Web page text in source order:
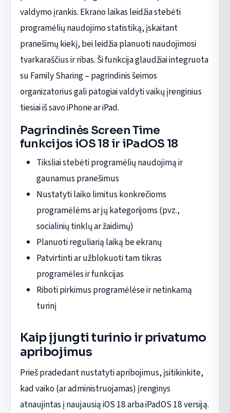
valdymo įrankis. Ekrano laikas leidžia stebėti
programėlių naudojimo statistiką, įskaitant
pranešimų kiekį, bei leidžia planuoti naudojimosi
tvarkaraščius ir ribas. Ši funkcija glaudžiai integruota
su Family Sharing – pagrindinis šeimos
organizatorius gali patogiai valdyti vaikų įrenginius
tiesiai iš savo iPhone ar iPad.
Pagrindinės Screen Time
funkcijos iOS 18 ir iPadOS 18
Tiksliai stebėti programėlių naudojimą ir
gaunamus pranešimus
Nustatyti laiko limitus konkrečioms
programėlėms ar jų kategorijoms (pvz.,
socialinių tinklų ar žaidimų)
Planuoti reguliarią laiką be ekranų
Patvirtinti ar užblokuoti tam tikras
programėles ir funkcijas
Riboti pirkimus programėlėse ir netinkamą
turinį
Kaip įjungti turinio ir privatumo
apribojimus
Prieš pradedant nustatyti apribojimus, įsitikinkite,
kad vaiko (ar administruojamas) įrenginys
atnaujintas į naujausią iOS 18 arba iPadOS 18 versiją.